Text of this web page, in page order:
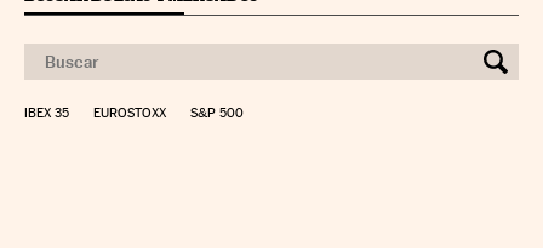
IBEX 35 EUROSTOXX S&P 500